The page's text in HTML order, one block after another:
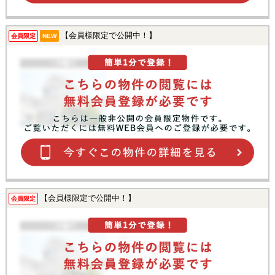
会員限定 NEW 【会員様限定で公開中！】
会員限定 【会員様限定で公開中！】